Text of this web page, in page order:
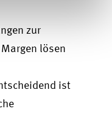
zur
lösen
ist